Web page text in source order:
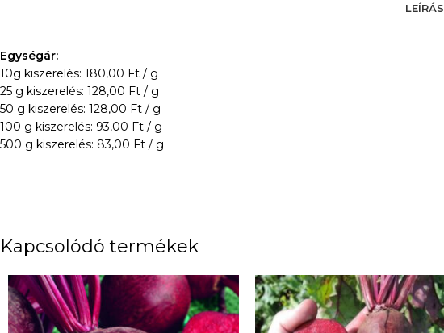
LEÍRÁS
Egységár:
10g kiszerelés: 180,00 Ft / g
25 g kiszerelés: 128,00 Ft / g
50 g kiszerelés: 128,00 Ft / g
100 g kiszerelés: 93,00 Ft / g
500 g kiszerelés: 83,00 Ft / g
Kapcsolódó termékek